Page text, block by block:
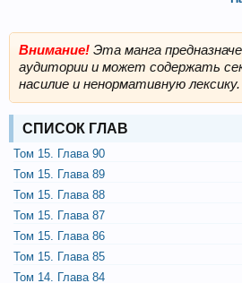
Внимание! Эта манга
аудитории и может содержать
насилие и ненормативную лексику.
СПИСОК ГЛАВ
Том 15. Глава 90
Том 15. Глава 89
Том 15. Глава 88
Том 15. Глава 87
Том 15. Глава 86
Том 15. Глава 85
Том 14. Глава 84